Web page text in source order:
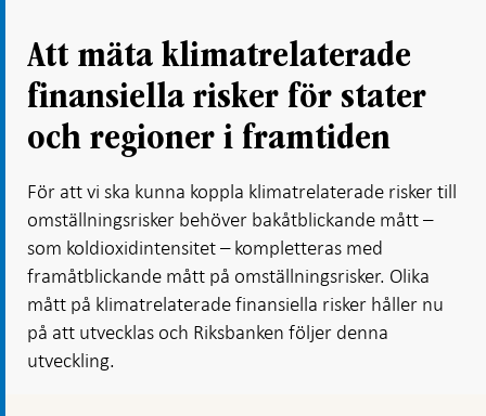
Att mäta klimatrelaterade
finansiella risker för stater
och regioner i framtiden
För att vi ska kunna koppla klimatrelaterade risker till
omställningsrisker behöver bakåtblickande mått –
som koldioxidintensitet – kompletteras med
framåtblickande mått på omställningsrisker. Olika
mått på klimatrelaterade finansiella risker håller nu
på att utvecklas och Riksbanken följer denna
utveckling.